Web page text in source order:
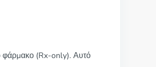
φάρμακο (Rx-only). Αυτό